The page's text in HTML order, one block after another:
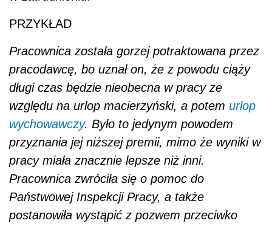
PRZYKŁAD
Pracownica została gorzej potraktowana przez
pracodawcę, bo uznał on, że z powodu ciąży
długi czas będzie nieobecna w pracy ze
względu na urlop macierzyński, a potem urlop
wychowawczy. Było to jedynym powodem
przyznania jej niższej premii, mimo że wyniki w
pracy miała znacznie lepsze niż inni.
Pracownica zwróciła się o pomoc do
Państwowej Inspekcji Pracy, a także
postanowiła wystąpić z pozwem przeciwko